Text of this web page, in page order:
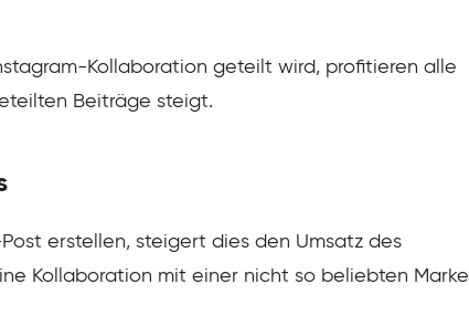
Kollaboration geteilt wird, profitieren alle
Beiträge steigt.
erstellen, steigert dies den Umsatz des
Kollaboration mit einer nicht so beliebten Marke